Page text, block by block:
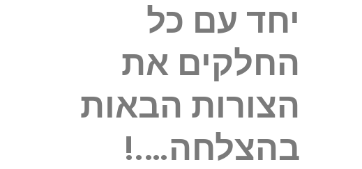
יחד עם כל
החלקים את
הצורות הבאות
בהצלחה….!